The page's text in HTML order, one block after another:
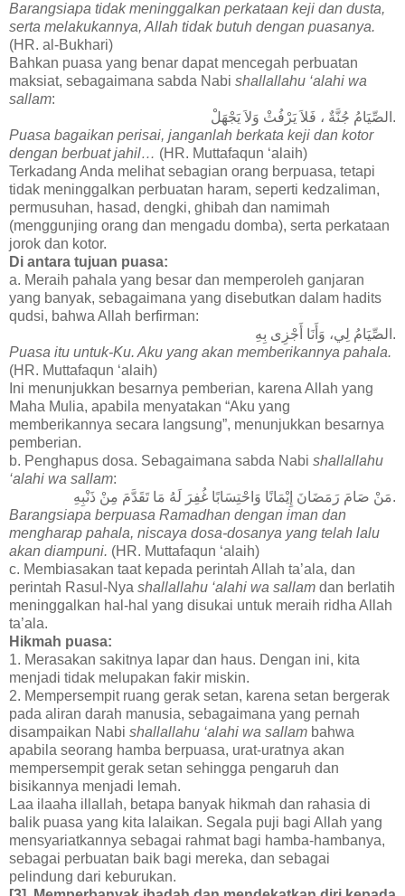
Barangsiapa tidak meninggalkan perkataan keji dan dusta,
serta melakukannya, Allah tidak butuh dengan puasanya.
(HR. al-Bukhari)
Bahkan puasa yang benar dapat mencegah perbuatan
maksiat, sebagaimana sabda Nabi shallallahu ‘alahi wa
sallam:
الصِّيَامُ جُنَّةٌ ، فَلاَ يَرْفُثْ وَلاَ يَجْهَلْ.
Puasa bagaikan perisai, janganlah berkata keji dan kotor
dengan berbuat jahil… (HR. Muttafaqun ‘alaih)
Terkadang Anda melihat sebagian orang berpuasa, tetapi
tidak meninggalkan perbuatan haram, seperti kedzaliman,
permusuhan, hasad, dengki, ghibah dan namimah
(menggunjing orang dan mengadu domba), serta perkataan
jorok dan kotor.
Di antara tujuan puasa:
a. Meraih pahala yang besar dan memperoleh ganjaran
yang banyak, sebagaimana yang disebutkan dalam hadits
qudsi, bahwa Allah berfirman:
الصِّيَامُ لِي، وَأَنَا أَجْزِى بِهِ.
Puasa itu untuk-Ku. Aku yang akan memberikannya pahala.
(HR. Muttafaqun ‘alaih)
Ini menunjukkan besarnya pemberian, karena Allah yang
Maha Mulia, apabila menyatakan “Aku yang
memberikannya secara langsung”, menunjukkan besarnya
pemberian.
b. Penghapus dosa. Sebagaimana sabda Nabi shallallahu
‘alahi wa sallam:
مَنْ صَامَ رَمَضَانَ إِيْمَانًا وَاحْتِسَابًا غُفِرَ لَهُ مَا تَقَدَّمَ مِنْ ذَنْبِهِ.
Barangsiapa berpuasa Ramadhan dengan iman dan
mengharap pahala, niscaya dosa-dosanya yang telah lalu
akan diampuni. (HR. Muttafaqun ‘alaih)
c. Membiasakan taat kepada perintah Allah ta’ala, dan
perintah Rasul-Nya shallallahu ‘alahi wa sallam dan berlatih
meninggalkan hal-hal yang disukai untuk meraih ridha Allah
ta’ala.
Hikmah puasa:
1. Merasakan sakitnya lapar dan haus. Dengan ini, kita
menjadi tidak melupakan fakir miskin.
2. Mempersempit ruang gerak setan, karena setan bergerak
pada aliran darah manusia, sebagaimana yang pernah
disampaikan Nabi shallallahu ‘alahi wa sallam bahwa
apabila seorang hamba berpuasa, urat-uratnya akan
mempersempit gerak setan sehingga pengaruh dan
bisikannya menjadi lemah.
Laa ilaaha illallah, betapa banyak hikmah dan rahasia di
balik puasa yang kita lalaikan. Segala puji bagi Allah yang
mensyariatkannya sebagai rahmat bagi hamba-hambanya,
sebagai perbuatan baik bagi mereka, dan sebagai
pelindung dari keburukan.